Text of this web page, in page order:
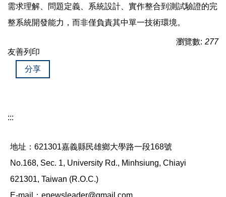
需求理解、問題定義、系統設計、實作整合到測試驗證的完
整系統開發能力，而非僅負責其中單一技術環境。
瀏覽數: 277
友善列印
分享
:::
地址：621301嘉義縣民雄鄉大學路一段168號
No.168, Sec. 1, University Rd., Minhsiung, Chiayi
621301, Taiwan (R.O.C.)